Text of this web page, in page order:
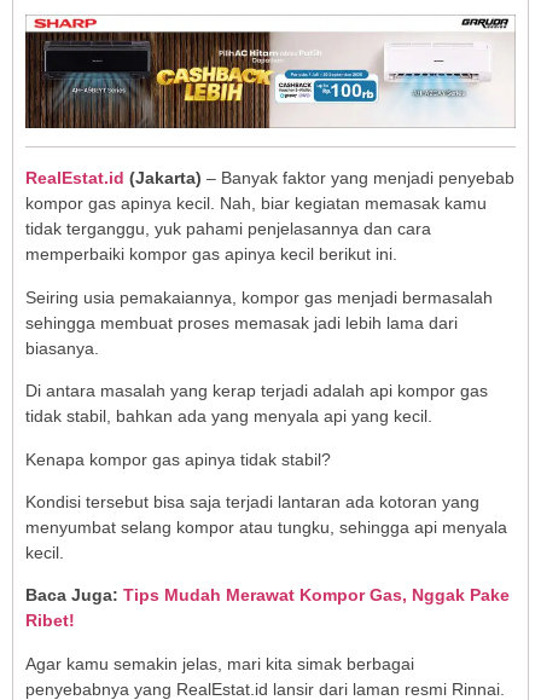
RealEstat.id (Jakarta) – Banyak faktor yang menjadi penyebab
kompor gas apinya kecil. Nah, biar kegiatan memasak kamu
tidak terganggu, yuk pahami penjelasannya dan cara
memperbaiki kompor gas apinya kecil berikut ini.
Seiring usia pemakaiannya, kompor gas menjadi bermasalah
sehingga membuat proses memasak jadi lebih lama dari
biasanya.
Di antara masalah yang kerap terjadi adalah api kompor gas
tidak stabil, bahkan ada yang menyala api yang kecil.
Kenapa kompor gas apinya tidak stabil?
Kondisi tersebut bisa saja terjadi lantaran ada kotoran yang
menyumbat selang kompor atau tungku, sehingga api menyala
kecil.
Baca Juga: Tips Mudah Merawat Kompor Gas, Nggak Pake
Ribet!
Agar kamu semakin jelas, mari kita simak berbagai
penyebabnya yang RealEstat.id lansir dari laman resmi Rinnai.